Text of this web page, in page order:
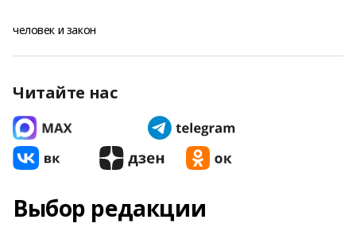
человек и закон
Читайте нас
Выбор редакции